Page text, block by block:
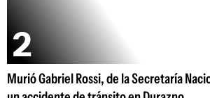
Murió Gabriel Rossi, de la Secretaría